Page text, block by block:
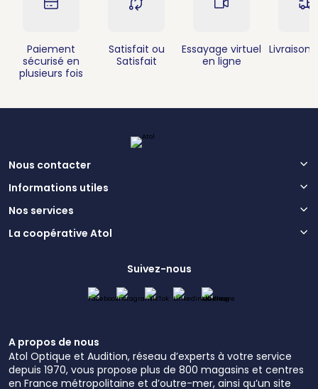
Paiement
sécurisé en
plusieurs fois
Satisfait ou
Satisfait
Essayage virtuel
en ligne
Livraison
Nous contacter
Informations utiles
Nos services
La coopérative Atol
Suivez-nous
A propos de nous
Atol Optique et Audition, réseau d’experts à votre service
depuis 1970, vous propose plus de 800 magasins et centres
en France métropolitaine et d’outre-mer, ainsi qu’un site